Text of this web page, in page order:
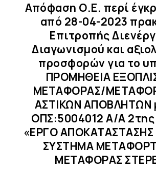
Απόφαση Ο.Ε. περί
από 28-04-2023
Επιτροπής
Διαγωνισμού και
προσφορών για το
ΠΡΟΜΗΘΕΙΑ
ΜΕΤΑΦΟΡΑΣ/
ΑΣΤΙΚΩΝ ΑΠΟΒΛΗΤΩΝ
ΟΠΣ:5004012 Α/Α
«ΕΡΓΟ ΑΠΟΚΑΤΑΣΤΑΣΗΣ
ΣΥΣΤΗΜΑ
ΜΕΤΑΦΟΡΑΣ